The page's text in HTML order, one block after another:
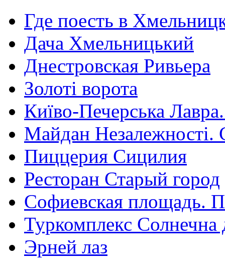
Где поесть в
Дача Хмельницький
Днестровская Ривьера
Золоті ворота
Київо-Печерська
Майдан Незалежності.
Пиццерия Сицилия
Ресторан Старый город
Софиевская площадь.
Туркомплекс Солнечна
Эрней лаз